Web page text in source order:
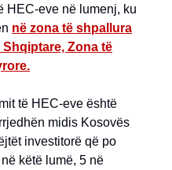
HEC-eve në lumenj, ku
në zona të shpallura
Zona të
të HEC-eve është
midis Kosovës
investitorë që po
këtë lumë, 5 në